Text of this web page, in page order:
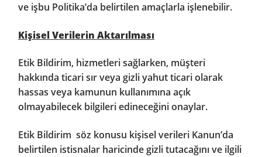
ve işbu Politika’da belirtilen amaçlarla işlenebilir.
Kişisel Verilerin Aktarılması
Etik Bildirim, hizmetleri sağlarken, müşteri
hakkında ticari sır veya gizli yahut ticari olarak
hassas veya kamunun kullanımına açık
olmayabilecek bilgileri edineceğini onaylar.
Etik Bildirim söz konusu kişisel verileri Kanun’da
belirtilen istisnalar haricinde gizli tutacağını ve ilgili